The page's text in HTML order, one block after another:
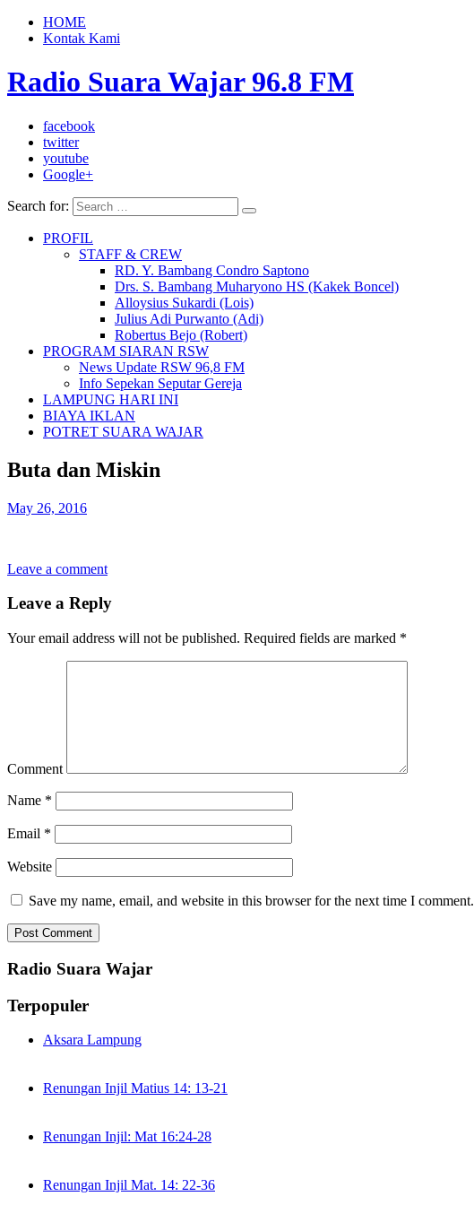
HOME
Kontak Kami
Radio Suara Wajar 96.8 FM
facebook
twitter
youtube
Google+
Search for:
PROFIL
STAFF & CREW
RD. Y. Bambang Condro Saptono
Drs. S. Bambang Muharyono HS (Kakek Boncel)
Alloysius Sukardi (Lois)
Julius Adi Purwanto (Adi)
Robertus Bejo (Robert)
PROGRAM SIARAN RSW
News Update RSW 96,8 FM
Info Sepekan Seputar Gereja
LAMPUNG HARI INI
BIAYA IKLAN
POTRET SUARA WAJAR
Buta dan Miskin
May 26, 2016
Leave a comment
Leave a Reply
Your email address will not be published. Required fields are marked *
Comment
Name *
Email *
Website
Save my name, email, and website in this browser for the next time I comment.
Radio Suara Wajar
Terpopuler
Aksara Lampung
Renungan Injil Matius 14: 13-21
Renungan Injil: Mat 16:24-28
Renungan Injil Mat. 14: 22-36